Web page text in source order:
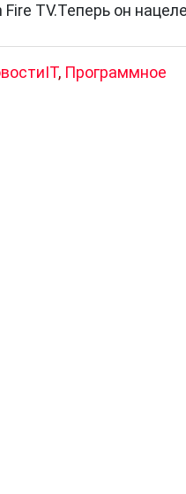
TV.Теперь он
, Программное